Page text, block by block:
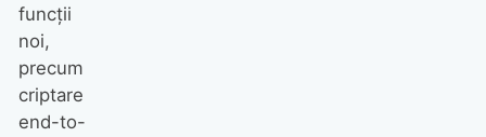
funcții
noi,
precum
criptare
end-to-